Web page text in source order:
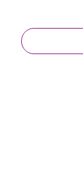
Berikut
daerah